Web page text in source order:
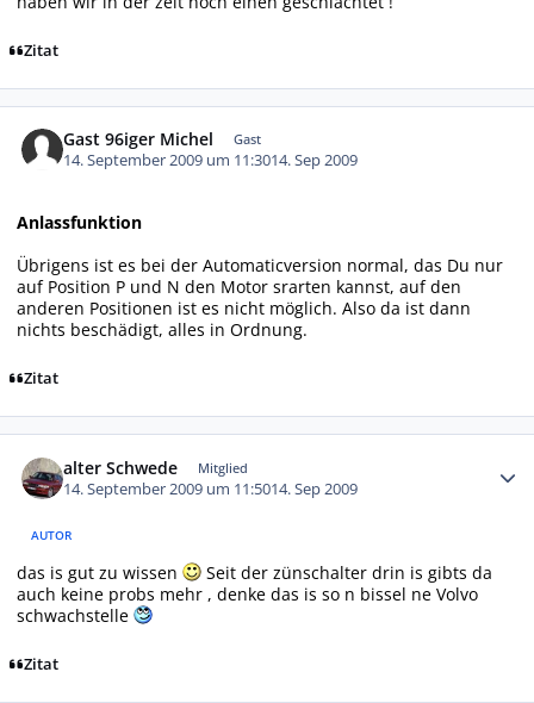
Zitat
Gast 96iger Michel Gast
14. September 2009 um 11:3014. Sep 2009
Anlassfunktion
Übrigens ist es bei der Automaticversion normal, das Du nur
auf Position P und N den Motor srarten kannst, auf den
anderen Positionen ist es nicht möglich. Also da ist dann
nichts beschädigt, alles in Ordnung.
Zitat
alter Schwede Mitglied
14. September 2009 um 11:5014. Sep 2009
AUTOR
das is gut zu wissen
Seit der zünschalter drin is gibts da
auch keine probs mehr , denke das is so n bissel ne Volvo
schwachstelle
Zitat